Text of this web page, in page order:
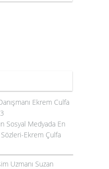
Ekrem Culfa
Sosyal Medyada En
Ekrem Çulfa
Uzmanı Suzan